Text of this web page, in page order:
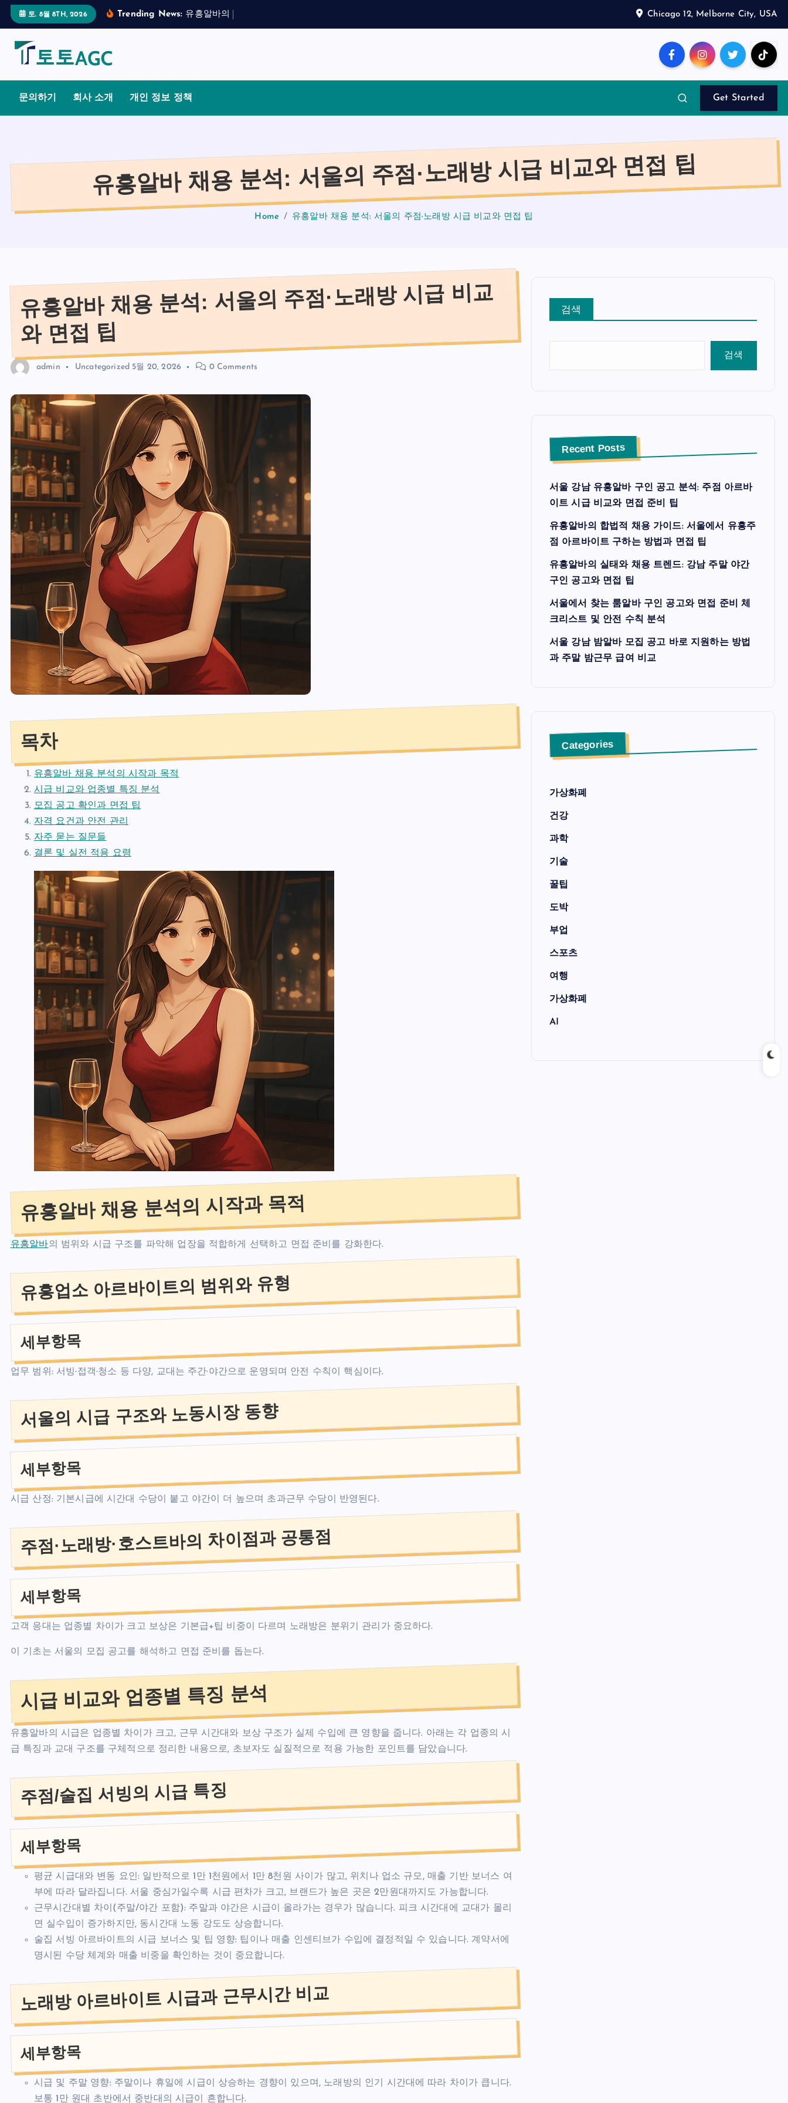
o
토. 8월 8TH, 2026 Trending News: 유 흥알바의 Chicago 12, Melborne City, USA
문의하기 회사 소개 개인 정보 정책 Get Started
유흥알바 채용 분석: 서울의 주점·노래방 시급 비교와 면접 팁
Home 유흥알바 채용 분석: 서울의 주점·노래방 시급 비교와 면접 팁
유흥알바 채용 분석: 서울의 주점·노래방 시급 비교
와 면접 팁
admin Uncategorized 5월 20, 2026 0 Comments
목차
유흥알바 채용 분석의 시작과 목적
시급 비교와 업종별 특징 분석
모집 공고 확인과 면접 팁
자격 요건과 안전 관리
자주 묻는 질문들
결론 및 실전 적용 요령
유흥알바 채용 분석의 시작과 목적
유흥알바의 범위와 시급 구조를 파악해 업장을 적합하게 선택하고 면접 준비를 강화한다.
유흥업소 아르바이트의 범위와 유형
세부항목
업무 범위: 서빙·접객·청소 등 다양, 교대는 주간·야간으로 운영되며 안전 수칙이 핵심이다.
서울의 시급 구조와 노동시장 동향
세부항목
시급 산정: 기본시급에 시간대 수당이 붙고 야간이 더 높으며 초과근무 수당이 반영된다.
주점·노래방·호스트바의 차이점과 공통점
세부항목
고객 응대는 업종별 차이가 크고 보상은 기본급+팁 비중이 다르며 노래방은 분위기 관리가 중요하다.
이 기초는 서울의 모집 공고를 해석하고 면접 준비를 돕는다.
시급 비교와 업종별 특징 분석
유흥알바의 시급은 업종별 차이가 크고, 근무 시간대와 보상 구조가 실제 수입에 큰 영향을 줍니다. 아래는 각 업종의 시
급 특징과 교대 구조를 구체적으로 정리한 내용으로, 초보자도 실질적으로 적용 가능한 포인트를 담았습니다.
주점/술집 서빙의 시급 특징
세부항목
평균 시급대와 변동 요인: 일반적으로 1만 1천원에서 1만 8천원 사이가 많고, 위치나 업소 규모, 매출 기반 보너스 여
부에 따라 달라집니다. 서울 중심가일수록 시급 편차가 크고, 브랜드가 높은 곳은 2만원대까지도 가능합니다.
근무시간대별 차이(주말/야간 포함): 주말과 야간은 시급이 올라가는 경우가 많습니다. 피크 시간대에 교대가 몰리
면 실수입이 증가하지만, 동시간대 노동 강도도 상승합니다.
술집 서빙 아르바이트의 시급 보너스 및 팁 영향: 팁이나 매출 인센티브가 수입에 결정적일 수 있습니다. 계약서에
명시된 수당 체계와 매출 비중을 확인하는 것이 중요합니다.
노래방 아르바이트 시급과 근무시간 비교
세부항목
시급 및 주말 영향: 주말이나 휴일에 시급이 상승하는 경향이 있으며, 노래방의 인기 시간대에 따라 차이가 큽니다.
보통 1만 원대 초반에서 중반대의 시급이 흔합니다.
검색
검색
Recent Posts
서울 강남 유흥알바 구인 공고 분석: 주점 아르바
이트 시급 비교와 면접 준비 팁
유흥알바의 합법적 채용 가이드: 서울에서 유흥주
점 아르바이트 구하는 방법과 면접 팁
유흥알바의 실태와 채용 트렌드: 강남 주말 야간
구인 공고와 면접 팁
서울에서 찾는 룸알바 구인 공고와 면접 준비 체
크리스트 및 안전 수칙 분석
서울 강남 밤알바 모집 공고 바로 지원하는 방법
과 주말 밤근무 급여 비교
Categories
가상화폐
건강
과학
기술
꿀팁
도박
부업
스포츠
여행
가상화폐
AI